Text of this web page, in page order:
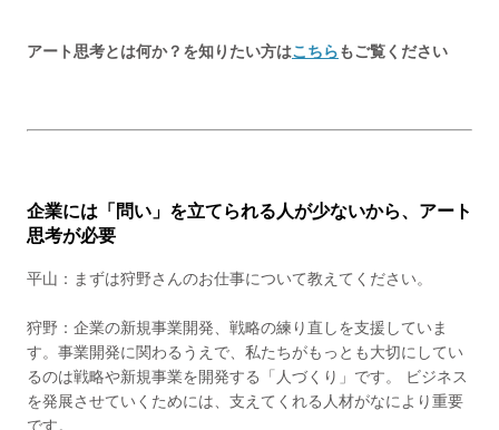
アート思考とは何か？を知りたい方はこちらもご覧ください
企業には「問い」を立てられる人が少ないから、アート
思考が必要
平山：まずは狩野さんのお仕事について教えてください。
狩野：企業の新規事業開発、戦略の練り直しを支援していま
す。事業開発に関わるうえで、私たちがもっとも大切にしてい
るのは戦略や新規事業を開発する「人づくり」です。 ビジネス
を発展させていくためには、支えてくれる人材がなにより重要
です。